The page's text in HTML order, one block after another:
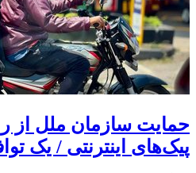
حمایت سازمان ملل از
پیک‌های اینترنتی / یک